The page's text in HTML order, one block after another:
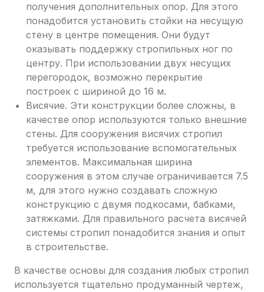
получения дополнительных опор. Для этого
понадобится установить стойки на несущую
стену в центре помещения. Они будут
оказывать поддержку стропильных ног по
центру. При использовании двух несущих
перегородок, возможно перекрытие
построек с шириной до 16 м.
Висячие. Эти конструкции более сложны, в
качестве опор используются только внешние
стены. Для сооружения висячих стропил
требуется использование вспомогательных
элементов. Максимальная ширина
сооружения в этом случае ограничивается 7.5
м, для этого нужно создавать сложную
конструкцию с двумя подкосами, бабками,
затяжками. Для правильного расчета висячей
системы стропил понадобится знания и опыт
в строительстве.
В качестве основы для создания любых стропил
используется тщательно продуманный чертеж,